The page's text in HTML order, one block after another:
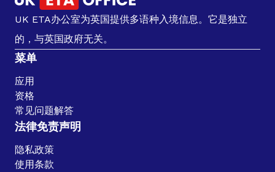
UK ETA办公室为英国提供多语种入境信息。它是独立
的，与英国政府无关。
菜单
应用
资格
常见问题解答
法律免责声明
隐私政策
使用条款